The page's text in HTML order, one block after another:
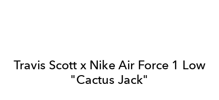
Travis Scott x Nike Air Force 1 Low
"Cactus Jack"